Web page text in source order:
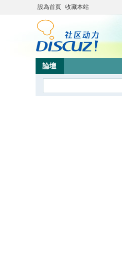
設為首頁 收藏本站
論壇